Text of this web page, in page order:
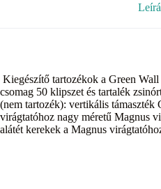
Kiegészítő tartozékok a Green
csomag 50 klipszet és tartalék
(nem tartozék): vertikális támaszték
virágtatóhoz nagy méretű Magnus
alátét kerekek a Magnus